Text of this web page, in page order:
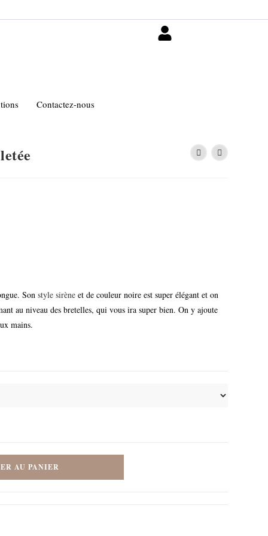
Contactez-nous
Sonstyle sirèneet de couleur noire est super élégant et on
au niveau des bretelles, qui vous ira super bien. On y ajoute
mains.
AU PANIER